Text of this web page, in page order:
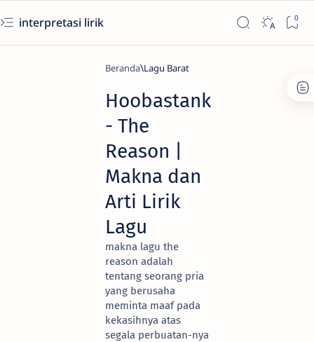
interpretasi lirik
Beranda Lagu Barat
Hoobastank
- The
Reason |
Makna dan
Arti Lirik
Lagu
makna lagu the
reason adalah
tentang seorang pria
yang berusaha
meminta maaf pada
kekasihnya atas
segala perbuatan-nya